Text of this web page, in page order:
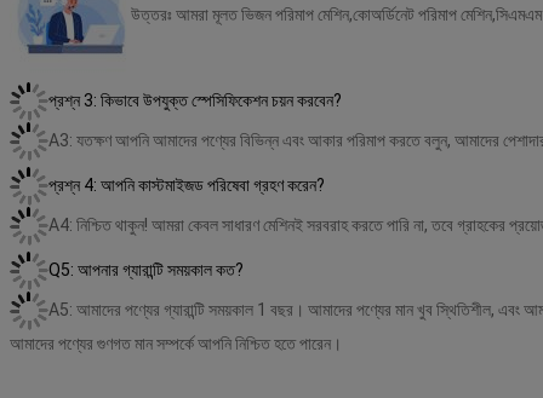
উত্তরঃ আমরা মূলত ভিজন পরিমাপ মেশিন,কোঅর্ডিনেট পরিমাপ
প্রশ্ন 3: কিভাবে উপযুক্ত স্পেসিফিকেশন চয়ন করবেন?
A3: যতক্ষণ আপনি আমাদের পণ্যের বিভিন্ন এবং আকার পরিমাপ করতে বলুন, আমাদের
প্রশ্ন 4: আপনি কাস্টমাইজড পরিষেবা গ্রহণ করেন?
A4: নিশ্চিত থাকুন! আমরা কেবল সাধারণ মেশিনই সরবরাহ করতে পারি না, তবে গ্রাহকের
Q5: আপনার গ্যারান্টি সময়কাল কত?
A5: আমাদের পণ্যের গ্যারান্টি সময়কাল 1 বছর। আমাদের পণ্যের মান খুব স্থিতিশীল, এবং
আমাদের পণ্যের গুণগত মান সম্পর্কে আপনি নিশ্চিত হতে পারেন।